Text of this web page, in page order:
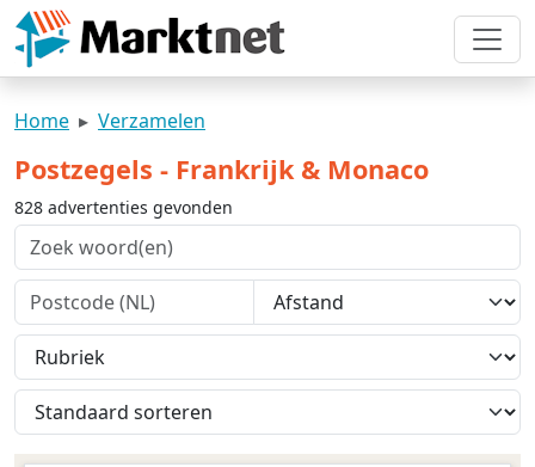
Home Verzamelen
Postzegels - Frankrijk & Monaco
828 advertenties gevonden